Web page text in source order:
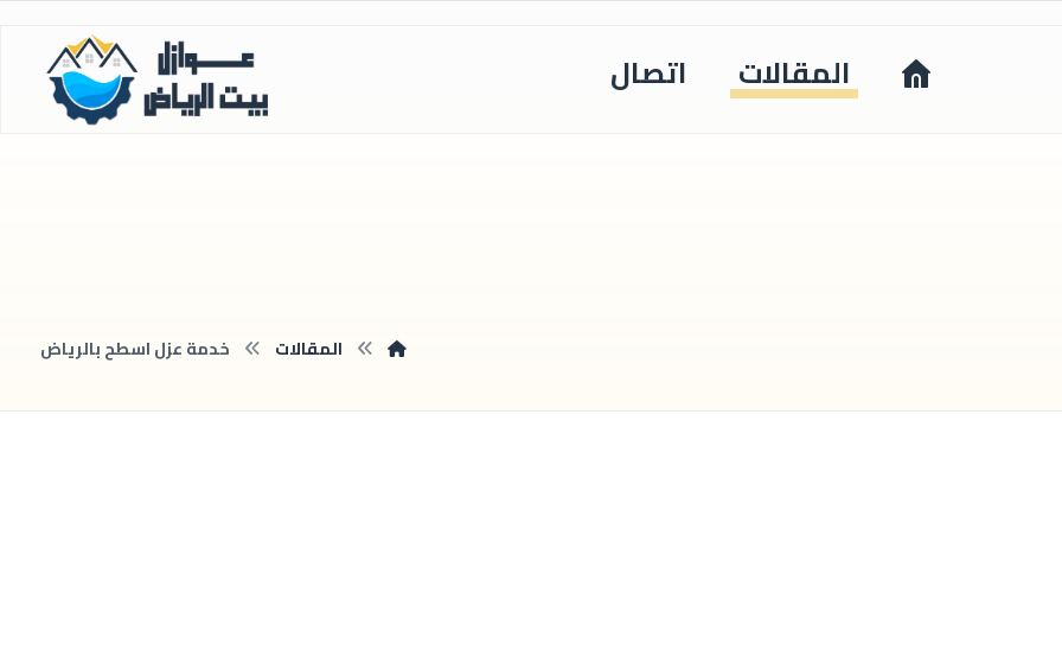
المقالات اتصال
المقالات خدمة عزل اسطح بالرياض